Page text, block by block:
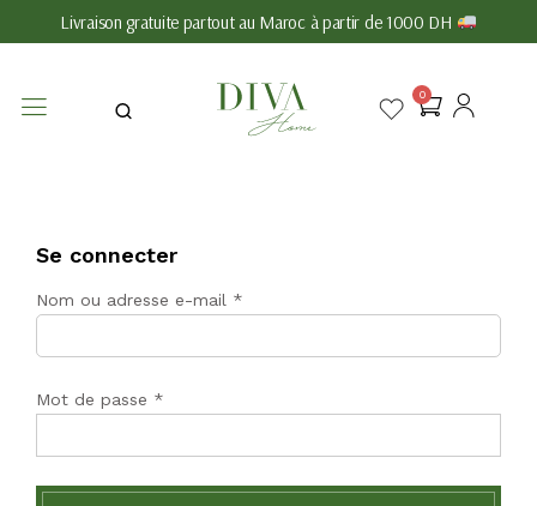
Livraison gratuite partout au Maroc à partir de 1000 DH
0
Se connecter
Nom ou adresse e-mail *
Mot de passe *